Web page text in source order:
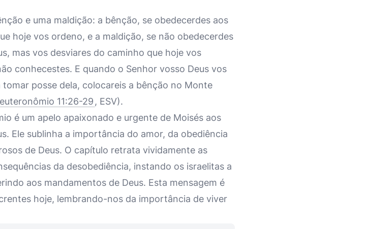
e uma maldição: a bênção, se obedecerdes aos
hoje vos ordeno, e a maldição, se não obedecerdes
mas vos desviares do caminho que hoje vos
conhecestes. E quando o Senhor vosso Deus vos
posse dela, colocareis a bênção no Monte
11:26-29 , ESV).
é um apelo apaixonado e urgente de Moisés aos
Ele sublinha a importância do amor, da obediência
de Deus. O capítulo retrata vividamente as
da desobediência, instando os israelitas a
aos mandamentos de Deus. Esta mensagem é
hoje, lembrando-nos da importância de viver